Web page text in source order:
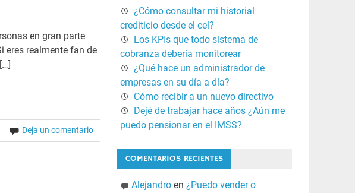
en gran parte
eres realmente fan de
Deja un comentario
¿Cómo consultar mi historial
crediticio desde el cel?
Los KPIs que todo sistema de
cobranza debería monitorear
¿Qué hace un administrador de
empresas en su día a día?
Cómo recibir a un nuevo directivo
Dejé de trabajar hace años ¿Aún me
puedo pensionar en el IMSS?
COMENTARIOS RECIENTES
Alejandroen ¿Puedo vender o